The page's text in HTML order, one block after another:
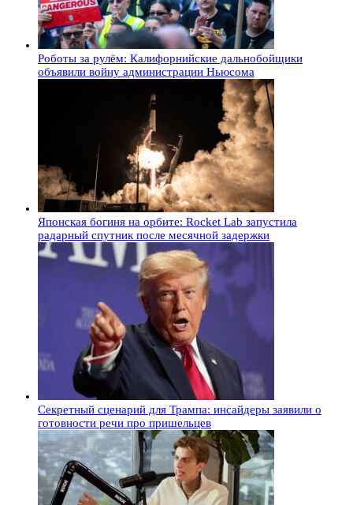
Роботы за рулём: Калифорнийские дальнобойщики
объявили войну администрации Ньюсома
Японская богиня на орбите: Rocket Lab запустила
радарный спутник после месячной задержки
Секретный сценарий для Трампа: инсайдеры заявили о
готовности речи про пришельцев